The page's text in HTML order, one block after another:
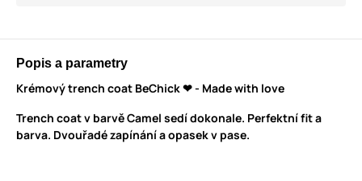
Popis a parametry
Krémový trench coat BeChick ❤ - Made with love
Trench coat v barvě Camel sedí dokonale. Perfektní fit a
barva. Dvouřadé zapínání a opasek v pase.